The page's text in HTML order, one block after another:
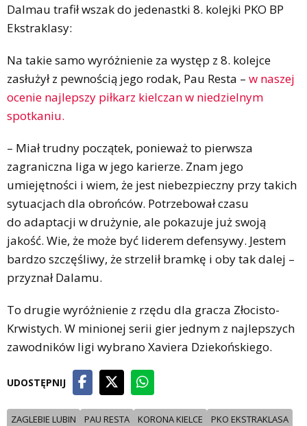
Dalmau trafił wszak do jedenastki 8. kolejki PKO BP
Ekstraklasy:
Na takie samo wyróżnienie za występ z 8. kolejce
zasłużył z pewnością jego rodak, Pau Resta – w naszej
ocenie najlepszy piłkarz kielczan w niedzielnym
spotkaniu.
– Miał trudny początek, ponieważ to pierwsza
zagraniczna liga w jego karierze. Znam jego
umiejętności i wiem, że jest niebezpieczny przy takich
sytuacjach dla obrońców. Potrzebował czasu
do adaptacji w drużynie, ale pokazuje już swoją
jakość. Wie, że może być liderem defensywy. Jestem
bardzo szczęśliwy, że strzelił bramkę i oby tak dalej –
przyznał Dalamu.
To drugie wyróżnienie z rzędu dla gracza Złocisto-
Krwistych. W minionej serii gier jednym z najlepszych
zawodników ligi wybrano Xaviera Dziekońskiego.
UDOSTĘPNIJ
ZAGLEBIE LUBIN PAU RESTA KORONA KIELCE
PKO EKSTRAKLASA